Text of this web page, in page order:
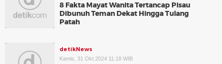
8 Fakta Mayat Wanita Tertancap Pisau
Dibunuh Teman Dekat Hingga Tulang
Patah
detikNews
Kamis, 31 Okt 2024 11:18 WIB